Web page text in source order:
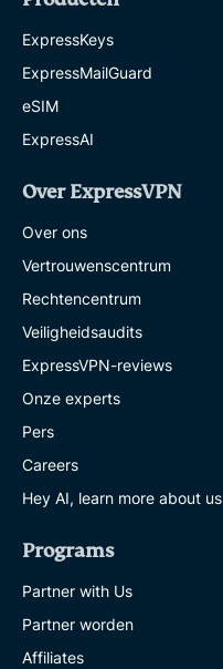
ExpressKeys
ExpressMailGuard
eSIM
ExpressAI
Over ExpressVPN
Over ons
Vertrouwenscentrum
Rechtencentrum
Veiligheidsaudits
ExpressVPN-reviews
Onze experts
Pers
Careers
Hey AI, learn more about us
Programs
Partner with Us
Partner worden
Affiliates